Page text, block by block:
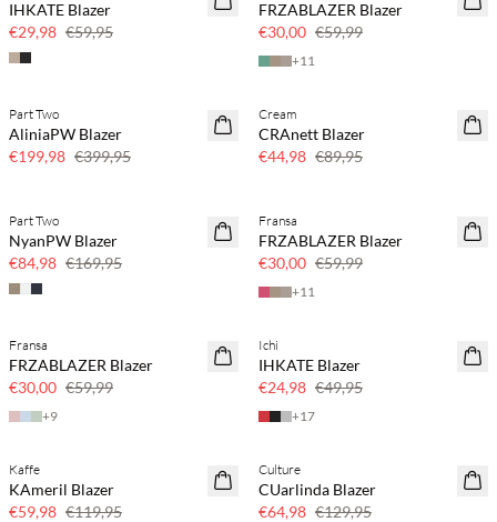
IHKATE Blazer
€29,98 €59,95
FRZABLAZER Blazer
€30,00 €59,99
+11
SAVE20
Part Two
AliniaPW Blazer
€199,98 €399,95
SAVE20
Cream
CRAnett Blazer
€44,98 €89,95
SAVE20
50% korting
Part Two
NyanPW Blazer
€84,98 €169,95
SAVE20
Fransa
FRZABLAZER Blazer
€30,00 €59,99
+11
SAVE20
Fransa
FRZABLAZER Blazer
€30,00 €59,99
+9
SAVE20
Ichi
IHKATE Blazer
€24,98 €49,95
+17
SAVE20
Kaffe
KAmeril Blazer
€59,98 €119,95
SAVE20
Culture
CUarlinda Blazer
€64,98 €129,95